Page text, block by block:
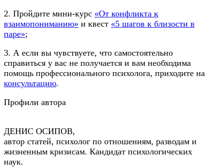
2. Пройдите мини-курс «От конфликта к
взаимопониманию» и квест «5 шагов к близости в
паре»;
3. А если вы чувствуете, что самостоятельно
справиться у вас не получается и вам необходима
помощь профессионального психолога, приходите на
консультацию.
Профили автора
ДЕНИС ОСИПОВ,
автор статей, психолог по отношениям, разводам и
жизненным кризисам. Кандидат психологических
наук.